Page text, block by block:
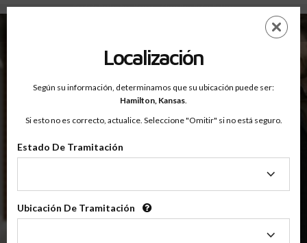
Condado De Hamilton, Kansas — Clases Para Padres En Línea
principal
EN
OnlineParentingPrograms.com
Condado De Hamilton (KS)
OnlineParentingPrograms.com
reconocida por el tribunal
Localización
Según su información, determinamos que su ubicación puede ser:
Hamilton, Kansas.
Si esto no es correcto, actualice. Seleccione "Omitir" si no está seguro.
Estado De Tramitación
Tramitación
Ubicación De Tramitación